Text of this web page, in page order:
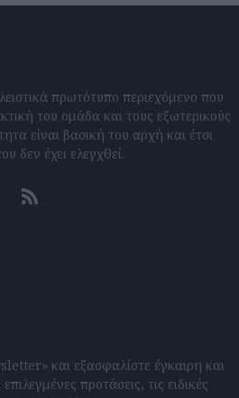
πρωτότυπο περιεχόμενο που
του ομάδα και τους εξωτερικούς
είναι βασική του αρχή και έτσι
δεν έχει ελεγχθεί.
RSS feeds
και εξασφαλίστε έγκαιρη και
προτάσεις, τις ειδικές